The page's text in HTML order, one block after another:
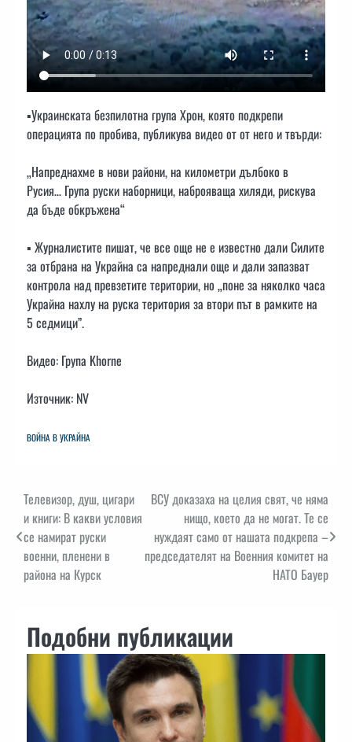
▪️Украинската безпилотна група Хрон, която подкрепи
операцията по пробива, публикува видео от от него и твърди:
„Напреднахме в нови райони, на километри дълбоко в
Русия… Група руски наборници, наброяваща хиляди, рискува
да бъде обкръжена“
▪️ Журналистите пишат, че все още не е известно дали Силите
за отбрана на Украйна са напреднали още и дали запазват
контрола над превзетите територии, но „поне за няколко часа
Украйна нахлу на руска територия за втори път в рамките на
5 седмици”.
Видео: Група Khorne
Източник: NV
ВОЙНА В УКРАЙНА
Навигация
Телевизор, душ, цигари
и книги: В какви условия
се намират руски
военни, пленени в
района на Курск
ВСУ доказаха на целия свят, че няма
нищо, което да не могат. Те се
нуждаят само от нашата подкрепа –
председателят на Военния комитет на
НАТО Бауер
Подобни публикации